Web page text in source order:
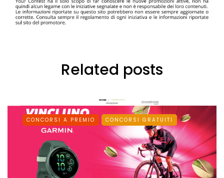
Related posts
CONCORSI A PREMIO CONCORSI GRATUITI